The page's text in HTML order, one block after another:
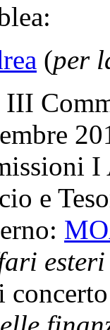
(per
III
e
esteri